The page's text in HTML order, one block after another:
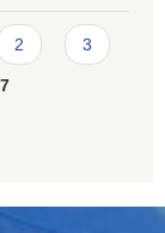
2 3
7